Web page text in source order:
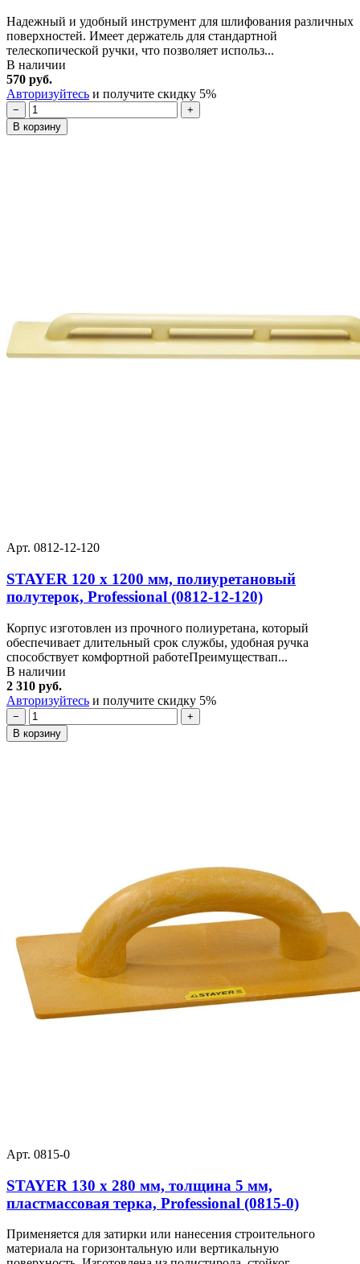
Надежный и удобный инструмент для шлифования различных
поверхностей. Имеет держатель для стандартной
телескопической ручки, что позволяет использ...
В наличии
570 руб.
Авторизуйтесь и получите скидку 5%
−
+
В корзину
Арт. 0812-12-120
STAYER 120 x 1200 мм, полиуретановый
полутерок, Professional (0812-12-120)
Корпус изготовлен из прочного полиуретана, который
обеспечивает длительный срок службы, удобная ручка
способствует комфортной работеПреимуществап...
В наличии
2 310 руб.
Авторизуйтесь и получите скидку 5%
−
+
В корзину
Арт. 0815-0
STAYER 130 x 280 мм, толщина 5 мм,
пластмассовая терка, Professional (0815-0)
Применяется для затирки или нанесения строительного
материала на горизонтальную или вертикальную